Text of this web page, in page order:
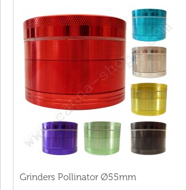
Grinders Pollinator Ø55mm